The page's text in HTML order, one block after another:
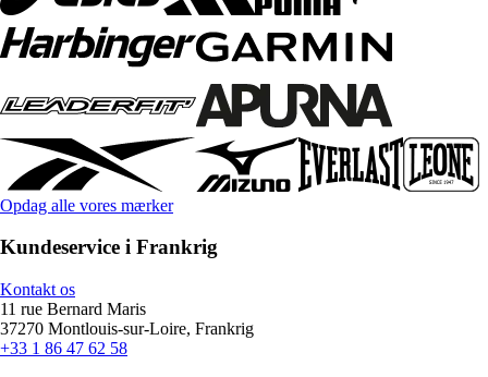
Opdag alle vores mærker
Kundeservice i Frankrig
Kontakt os
11 rue Bernard Maris
37270 Montlouis-sur-Loire, Frankrig
+33 1 86 47 62 58